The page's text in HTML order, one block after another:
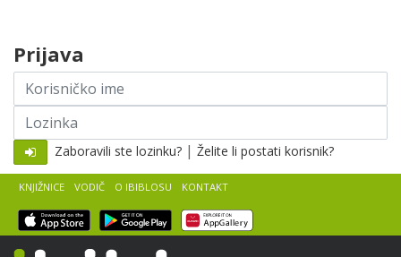
KNJIŽNICE VODIČ O IBIBLOSU KONTAKT
Prijava
Korisničko
ime
Lozinka
Zaboravili ste lozinku? | Želite li postati korisnik?